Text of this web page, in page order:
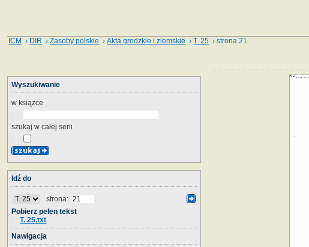
ICM › DIR ›Zasoby polskie ›Akta grodzkie i ziemskie ›T. 25 › strona 21
Wyszukiwanie
w książce
szukaj w całej serii
Idź do
strona:
Pobierz pełen tekst
T. 25.txt
Nawigacja